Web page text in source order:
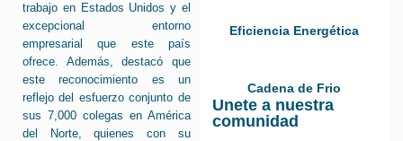
trabajo en Estados Unidos y el
excepcional entorno
empresarial que este país
ofrece. Además, destacó que
este reconocimiento es un
reflejo del esfuerzo conjunto de
sus 7,000 colegas en América
del Norte, quienes con su
Eficiencia Energética
Cadena de Frio
Unete a nuestra
comunidad